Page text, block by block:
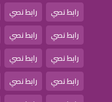
رابط نصي
رابط نصي
رابط نصي
رابط نصي
رابط نصي
رابط نصي
رابط نصي
رابط نصي